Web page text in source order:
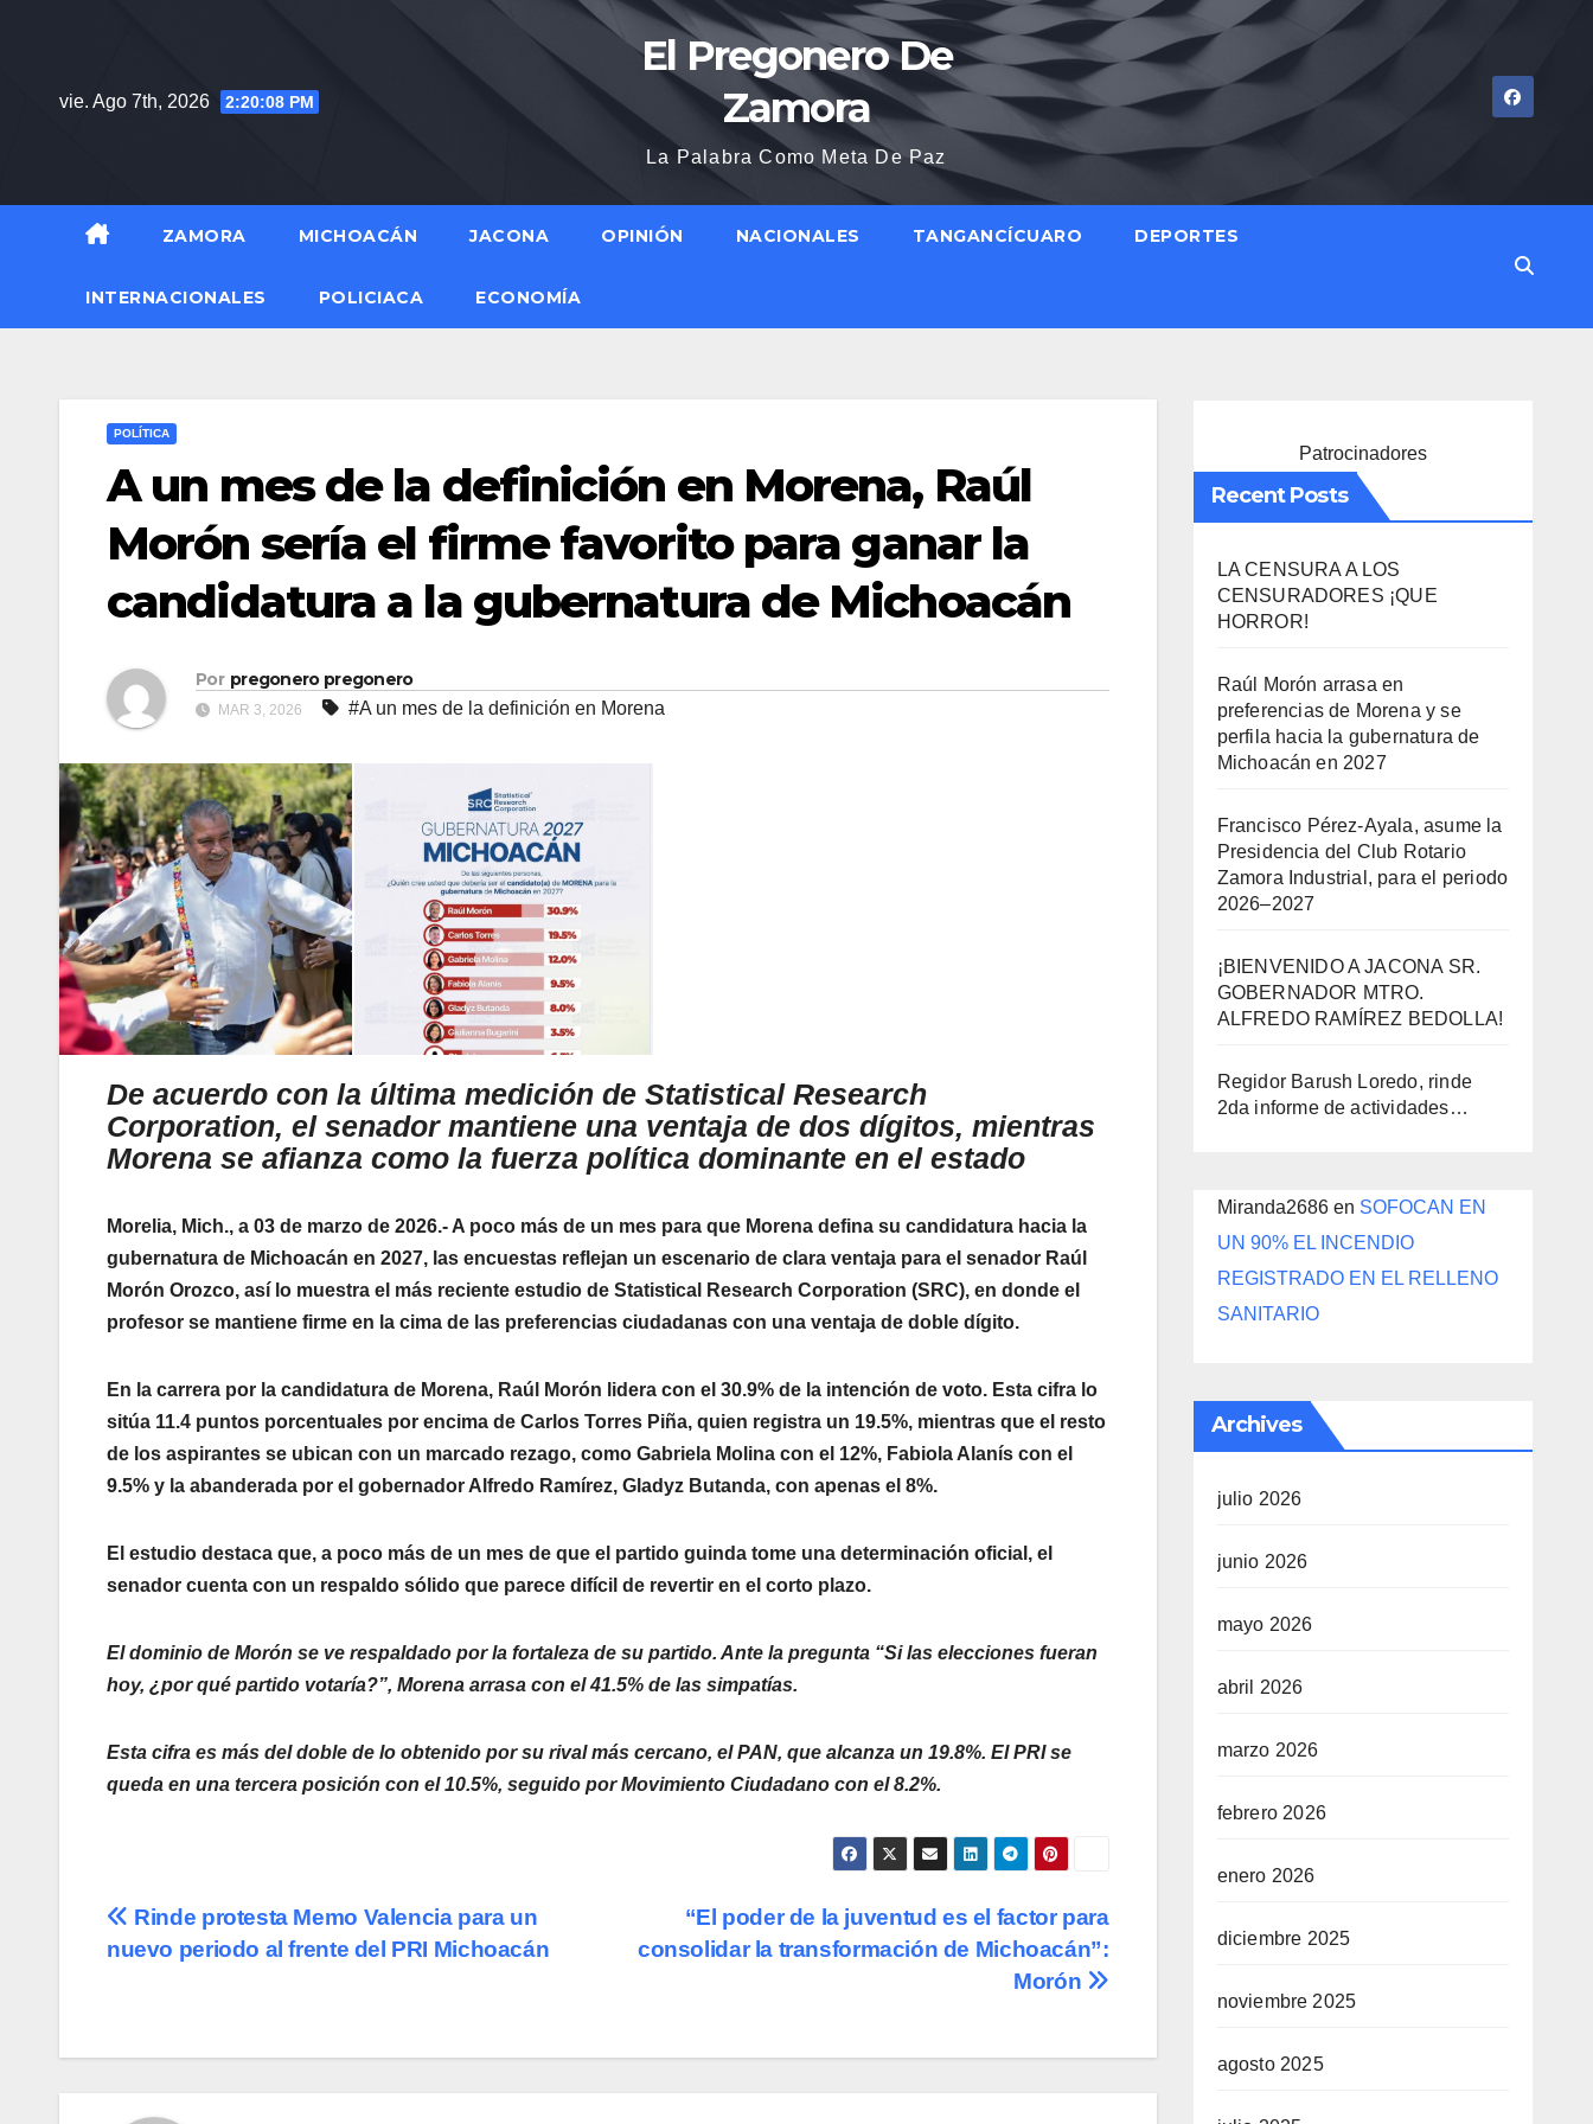
vie. Ago 7th, 2026 2:20:09 PM
El Pregonero De
Zamora
La Palabra Como Meta De Paz
ZAMORA MICHOACÁN JACONA OPINIÓN NACIONALES TANGANCÍCUARO DEPORTES
INTERNACIONALES POLICIACA ECONOMÍA
POLÍTICA
A un mes de la definición en Morena, Raúl
Morón sería el firme favorito para ganar la
candidatura a la gubernatura de Michoacán
Por pregonero pregonero
MAR 3, 2026 #A un mes de la definición en Morena
De acuerdo con la última medición de Statistical Research
Corporation, el senador mantiene una ventaja de dos dígitos, mientras
Morena se afianza como la fuerza política dominante en el estado
Morelia, Mich., a 03 de marzo de 2026.- A poco más de un mes para que Morena defina su candidatura hacia la
gubernatura de Michoacán en 2027, las encuestas reflejan un escenario de clara ventaja para el senador Raúl
Morón Orozco, así lo muestra el más reciente estudio de Statistical Research Corporation (SRC), en donde el
profesor se mantiene firme en la cima de las preferencias ciudadanas con una ventaja de doble dígito.
En la carrera por la candidatura de Morena, Raúl Morón lidera con el 30.9% de la intención de voto. Esta cifra lo
sitúa 11.4 puntos porcentuales por encima de Carlos Torres Piña, quien registra un 19.5%, mientras que el resto
de los aspirantes se ubican con un marcado rezago, como Gabriela Molina con el 12%, Fabiola Alanís con el
9.5% y la abanderada por el gobernador Alfredo Ramírez, Gladyz Butanda, con apenas el 8%.
El estudio destaca que, a poco más de un mes de que el partido guinda tome una determinación oficial, el
senador cuenta con un respaldo sólido que parece difícil de revertir en el corto plazo.
El dominio de Morón se ve respaldado por la fortaleza de su partido. Ante la pregunta “Si las elecciones fueran
hoy, ¿por qué partido votaría?”, Morena arrasa con el 41.5% de las simpatías.
Esta cifra es más del doble de lo obtenido por su rival más cercano, el PAN, que alcanza un 19.8%. El PRI se
queda en una tercera posición con el 10.5%, seguido por Movimiento Ciudadano con el 8.2%.
Navegación
“El poder de la juventud es el factor para
consolidar la transformación de Michoacán”:
Morón
Rinde protesta Memo Valencia para un
nuevo periodo al frente del PRI Michoacán
Patrocinadores
Recent Posts
LA CENSURA A LOS
CENSURADORES ¡QUE
HORROR!
Raúl Morón arrasa en
preferencias de Morena y se
perfila hacia la gubernatura de
Michoacán en 2027
Francisco Pérez-Ayala, asume la
Presidencia del Club Rotario
Zamora Industrial, para el periodo
2026–2027
¡BIENVENIDO A JACONA SR.
GOBERNADOR MTRO.
ALFREDO RAMÍREZ BEDOLLA!
Regidor Barush Loredo, rinde
2da informe de actividades…
Miranda2686en SOFOCAN EN
UN 90% EL INCENDIO
REGISTRADO EN EL RELLENO
SANITARIO
Archives
julio 2026
junio 2026
mayo 2026
abril 2026
marzo 2026
febrero 2026
enero 2026
diciembre 2025
noviembre 2025
agosto 2025